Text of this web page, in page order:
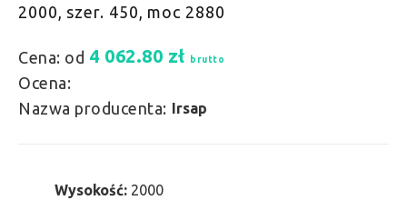
2000, szer. 450, moc 2880
Cena: od 4 062.80 zł brutto
Ocena:
Nazwa producenta: Irsap
Wysokość: 2000